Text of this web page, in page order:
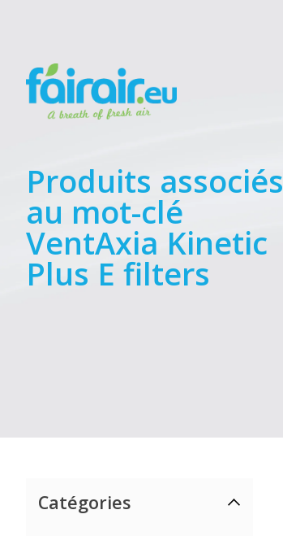
Produits associés
au mot-clé
VentAxia Kinetic
Plus E filters
Catégories